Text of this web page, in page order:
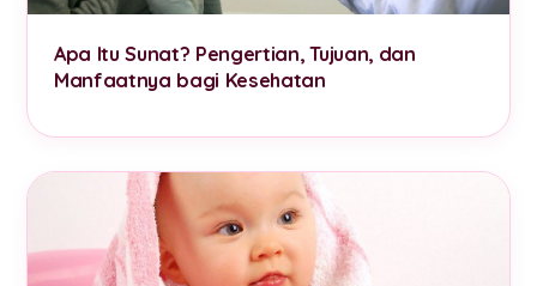
Apa Itu Sunat? Pengertian, Tujuan, dan
Manfaatnya bagi Kesehatan